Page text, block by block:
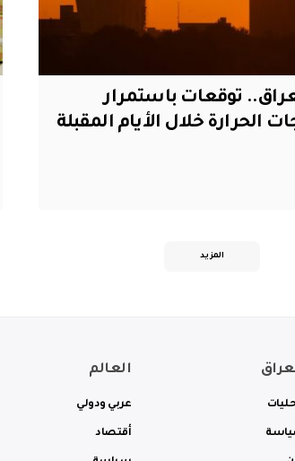
توقعات باستمرار
الحرارة خلال الأيام المقبلة
المزيد
العالم
عربي ودولي
أقتصاد